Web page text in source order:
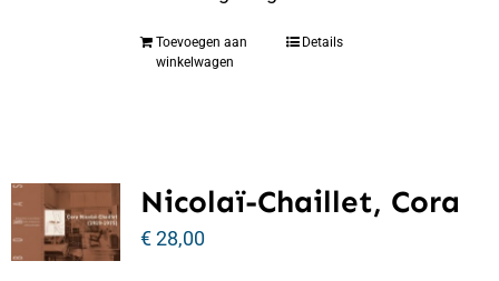
Toevoegen aan
winkelwagen
Details
Nicolaï-Chaillet, Cora
€28,00